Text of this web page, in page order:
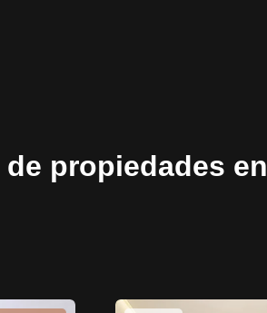
propiedades en